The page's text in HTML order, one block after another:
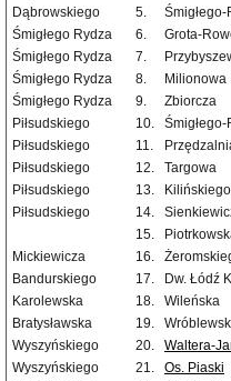
Dąbrowskiego
5.
Śmigłego Rydza
6.
Grota-
Śmigłego Rydza
7.
Śmigłego Rydza
8.
Milionowa
Śmigłego Rydza
9.
Zbiorcza
Piłsudskiego
10.
Piłsudskiego
11.
Piłsudskiego
12.
Targowa
Piłsudskiego
13.
Kilińskiego
Piłsudskiego
14.
15.
Mickiewicza
16.
Bandurskiego
17.
Dw. Łódź
Karolewska
18.
Wileńska
Bratysławska
19.
Wyszyńskiego
20. Waltera-
Wyszyńskiego
21. Os. Piaski